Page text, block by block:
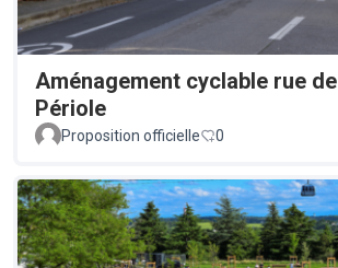
Aménagement cyclable rue de
Périole
Proposition officielle 0